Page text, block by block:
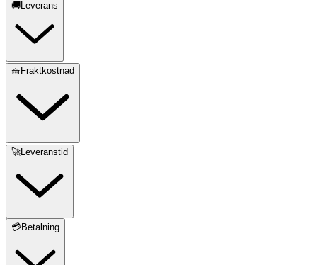
🚚Leverans
🧺Fraktkostnad
🚀Leveranstid
💳Betalning